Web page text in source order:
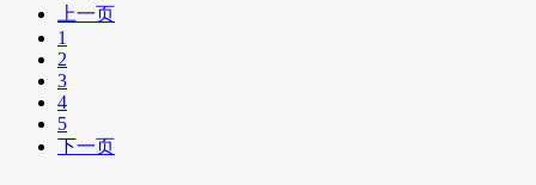
上一页
1
2
3
4
5
下一页